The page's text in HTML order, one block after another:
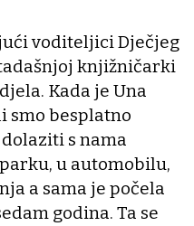
voditeljici Dječjeg
knjižničarki
Kada je Una
smo besplatno
s nama
u automobilu,
a sama je počela
godina. Ta se